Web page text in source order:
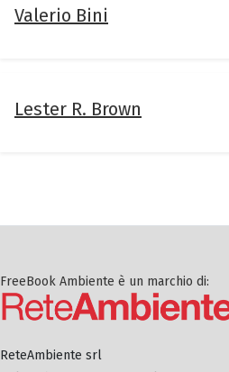
Valerio Bini
Lester R. Brown
FreeBook Ambiente è un marchio di:
ReteAmbiente srl